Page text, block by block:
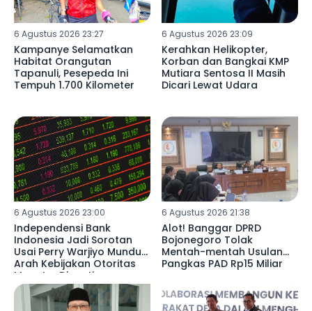
6 Agustus 2026 23:27
Kampanye Selamatkan
Habitat Orangutan
Tapanuli, Pesepeda Ini
Tempuh 1.700 Kilometer
6 Agustus 2026 23:09
Kerahkan Helikopter,
Korban dan Bangkai KMP
Mutiara Sentosa II Masih
Dicari Lewat Udara
6 Agustus 2026 23:00
Independensi Bank
Indonesia Jadi Sorotan
Usai Perry Warjiyo Mundur,
Arah Kebijakan Otoritas
Moneter Dinanti
6 Agustus 2026 21:38
Alot! Banggar DPRD
Bojonegoro Tolak
Mentah-mentah Usulan
Pangkas PAD Rp15 Miliar